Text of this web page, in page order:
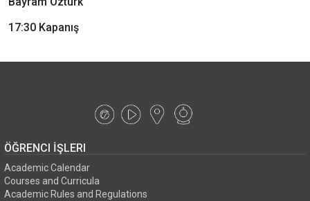
17:30 Kapanış
ÖĞRENCI İŞLERI
Academic Calendar
Courses and Curricula
Academic Rules and Regulations